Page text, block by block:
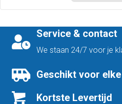
Deze
de
Service & contact
We staan 24/7 voor je
Geschikt voor
Kortste Levertijd